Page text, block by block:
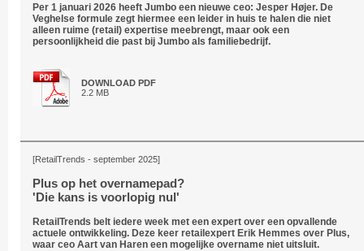
Per 1 januari 2026 heeft Jumbo een nieuwe ceo: Jesper Højer. De
Veghelse formule zegt hiermee een leider in huis te halen die niet
alleen ruime (retail) expertise meebrengt, maar ook een
persoonlijkheid die past bij Jumbo als familiebedrijf.
DOWNLOAD PDF
2.2 MB
[RetailTrends - september 2025]
Plus op het overnamepad?
'Die kans is voorlopig nul'
RetailTrends belt iedere week met een expert over een opvallende
actuele ontwikkeling. Deze keer retailexpert Erik Hemmes over Plus,
waar ceo Aart van Haren een mogelijke overname niet uitsluit.